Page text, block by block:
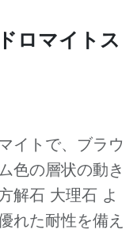
ロマイトス
イトで、ブラウ
色の層状の動き
解石 大理石 よ
れた耐性を備え